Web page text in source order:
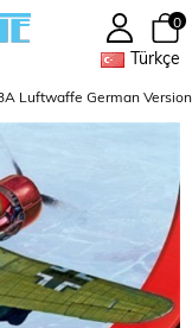
Türkçe
0